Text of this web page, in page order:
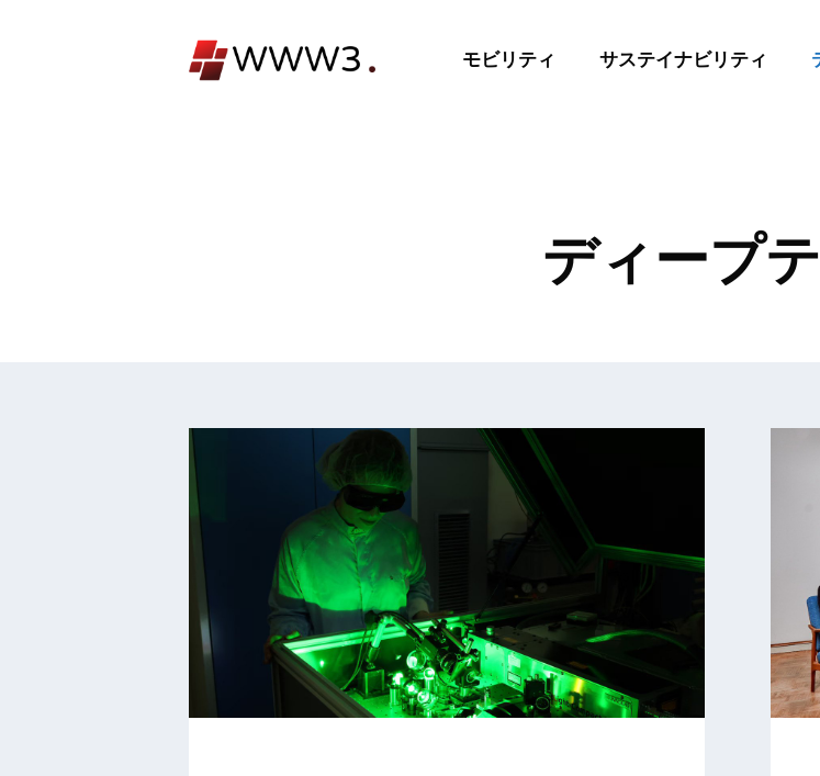
モビリティ サステイナビリティ
ディープ